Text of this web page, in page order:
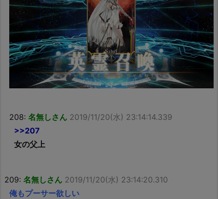
208: 名無しさん 2019/11/20(水) 23:14:14.339
>>207
女の父上
209: 名無しさん 2019/11/20(水) 23:14:20.310
俺もプーサー欲しい